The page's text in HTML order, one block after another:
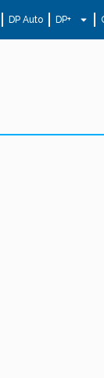
DP Auto DP+